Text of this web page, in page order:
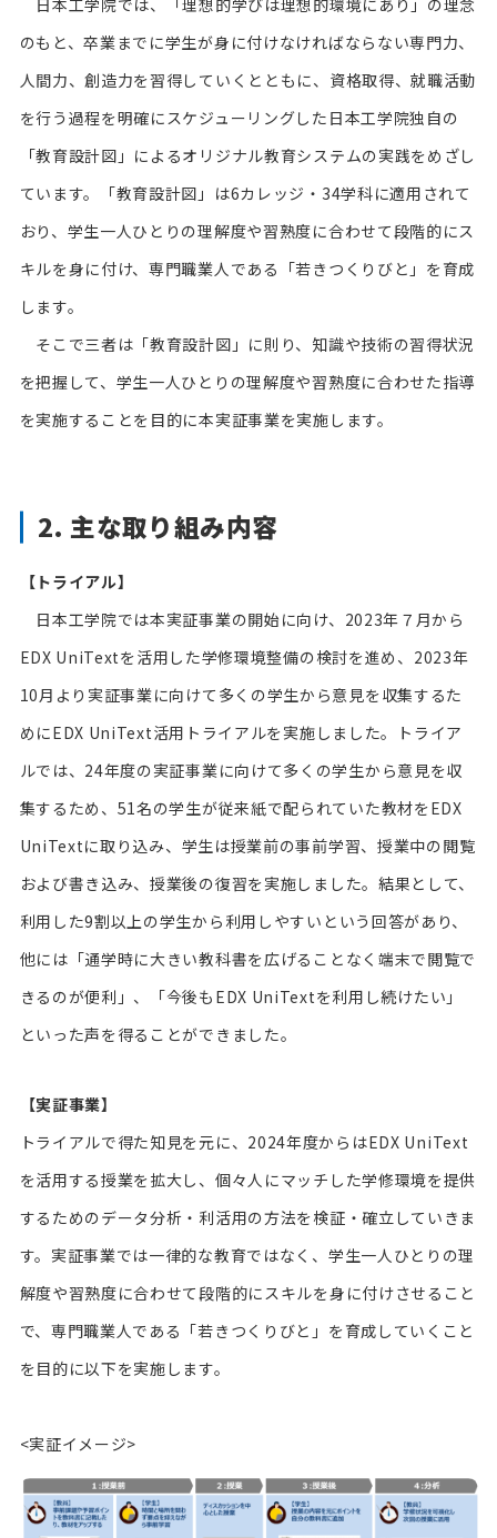
日本工学院では、「理想的学びは理想的環境にあり」の理念
のもと、卒業までに学生が身に付けなければならない専門力、
人間力、創造力を習得していくとともに、資格取得、就職活動
を行う過程を明確にスケジューリングした日本工学院独自の
「教育設計図」によるオリジナル教育システムの実践をめざし
ています。「教育設計図」は6カレッジ・34学科に適用されて
おり、学生一人ひとりの理解度や習熟度に合わせて段階的にス
キルを身に付け、専門職業人である「若きつくりびと」を育成
します。
そこで三者は「教育設計図」に則り、知識や技術の習得状況
を把握して、学生一人ひとりの理解度や習熟度に合わせた指導
を実施することを目的に本実証事業を実施します。
2. 主な取り組み内容
【トライアル】
日本工学院では本実証事業の開始に向け、2023年７月から
EDX UniTextを活用した学修環境整備の検討を進め、2023年
10月より実証事業に向けて多くの学生から意見を収集するた
めにEDX UniText活用トライアルを実施しました。トライア
ルでは、24年度の実証事業に向けて多くの学生から意見を収
集するため、51名の学生が従来紙で配られていた教材をEDX
UniTextに取り込み、学生は授業前の事前学習、授業中の閲覧
および書き込み、授業後の復習を実施しました。結果として、
利用した9割以上の学生から利用しやすいという回答があり、
他には「通学時に大きい教科書を広げることなく端末で閲覧で
きるのが便利」、「今後もEDX UniTextを利用し続けたい」
といった声を得ることができました。
【実証事業】
トライアルで得た知見を元に、2024年度からはEDX UniText
を活用する授業を拡大し、個々人にマッチした学修環境を提供
するためのデータ分析・利活用の方法を検証・確立していきま
す。実証事業では一律的な教育ではなく、学生一人ひとりの理
解度や習熟度に合わせて段階的にスキルを身に付けさせること
で、専門職業人である「若きつくりびと」を育成していくこと
を目的に以下を実施します。
<実証イメージ>